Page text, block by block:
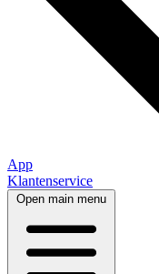
App
Klantenservice
Open main menu